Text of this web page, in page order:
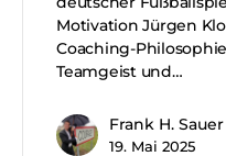
Motivation Jürgen
Coaching-
Teamgeist und…
Frank H. Sauer
19. Mai 2025